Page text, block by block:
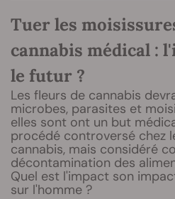
Tuer les
cannabis médical :
le futur ?
Les fleurs de cannabis
microbes, parasites et
elles sont ont un but
procédé controversé chez
cannabis, mais considéré
décontamination des
Quel est l'impact son
sur l'homme ?